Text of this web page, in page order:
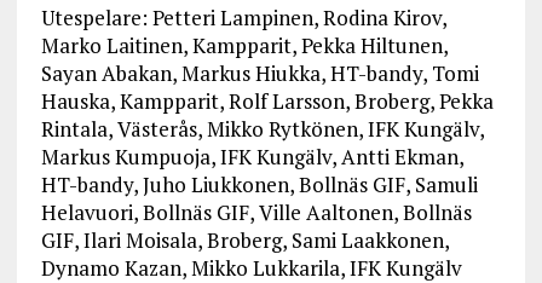
Utespelare: Petteri Lampinen, Rodina Kirov,
Marko Laitinen, Kampparit, Pekka Hiltunen,
Sayan Abakan, Markus Hiukka, HT-bandy, Tomi
Hauska, Kampparit, Rolf Larsson, Broberg, Pekka
Rintala, Västerås, Mikko Rytkönen, IFK Kungälv,
Markus Kumpuoja, IFK Kungälv, Antti Ekman,
HT-bandy, Juho Liukkonen, Bollnäs GIF, Samuli
Helavuori, Bollnäs GIF, Ville Aaltonen, Bollnäs
GIF, Ilari Moisala, Broberg, Sami Laakkonen,
Dynamo Kazan, Mikko Lukkarila, IFK Kungälv